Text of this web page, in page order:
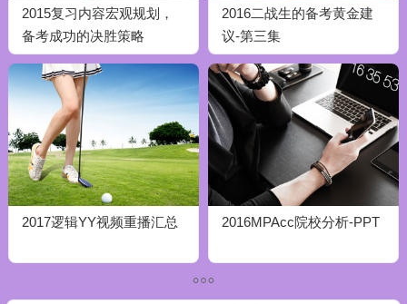
2015复习内容宏观规划，
备考成功的决胜策略
2016二战生的备考黄金建
议-第三集
2017逻辑YY视频重播汇总 2016MPAcc院校分析-PPT